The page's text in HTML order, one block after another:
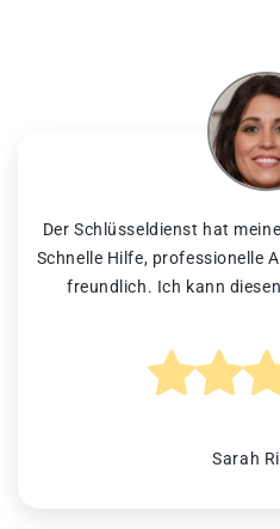
Der Schlüsseldienst hat
Schnelle Hilfe, professionelle
freundlich. Ich kann
Sarah